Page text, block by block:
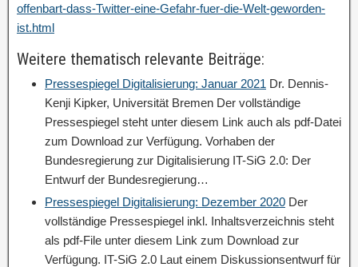
offenbart-dass-Twitter-eine-Gefahr-fuer-die-Welt-geworden-
ist.html
Weitere thematisch relevante Beiträge:
Pressespiegel Digitalisierung: Januar 2021 Dr. Dennis-
Kenji Kipker, Universität Bremen Der vollständige
Pressespiegel steht unter diesem Link auch als pdf-Datei
zum Download zur Verfügung. Vorhaben der
Bundesregierung zur Digitalisierung IT-SiG 2.0: Der
Entwurf der Bundesregierung…
Pressespiegel Digitalisierung: Dezember 2020 Der
vollständige Pressespiegel inkl. Inhaltsverzeichnis steht
als pdf-File unter diesem Link zum Download zur
Verfügung. IT-SiG 2.0 Laut einem Diskussionsentwurf für